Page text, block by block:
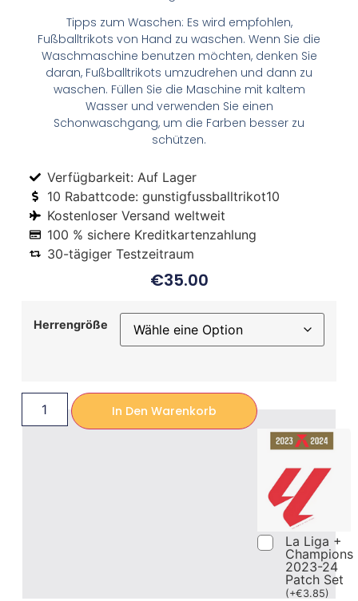
Tipps zum Waschen: Es wird empfohlen,
Fußballtrikots von Hand zu waschen. Wenn Sie die
Waschmaschine benutzen möchten, denken Sie
daran, Fußballtrikots umzudrehen und dann zu
waschen. Füllen Sie die Maschine mit kaltem
Wasser und verwenden Sie einen
Schonwaschgang, um die Farben besser zu
schützen.
Verfügbarkeit: Auf Lager
10 Rabattcode: gunstigfussballtrikot10
Kostenloser Versand weltweit
100 % sichere Kreditkartenzahlung
30-tägiger Testzeitraum
€35.00
Herrengröße
In Den Warenkorb
La Liga +
Champions
2023-24
Patch Set
(+€3.85)